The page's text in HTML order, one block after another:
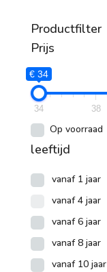
Productfilter
Prijs
€ 34
34 38
Op voorraad
leeftijd
vanaf 1 jaar
vanaf 4 jaar
vanaf 6 jaar
vanaf 8 jaar
vanaf 10 jaar